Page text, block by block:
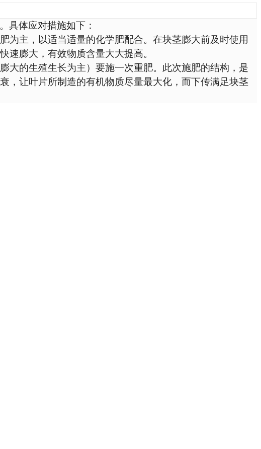
具体应对措施如下：
主，以适当适量的化学肥配合。在块茎膨大前及时使用
速膨大，有效物质含量大大提高。
的生殖生长为主）要施一次重肥。此次施肥的结构，是
，让叶片所制造的有机物质尽量最大化，而下传满足块茎